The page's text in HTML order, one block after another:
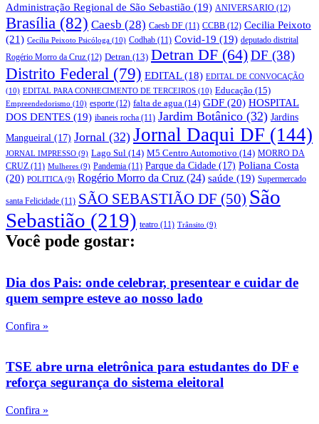
Administração Regional de São Sebastião (19) ANIVERSARIO (12)
Brasília (82) Caesb (28) Caesb DF (11) CCBB (12) Cecilia Peixoto
(21) Cecília Peixoto Psicóloga (10) Codhab (11) Covid-19 (19) deputado distrital
Rogério Morro da Cruz (12) Detran (13) Detran DF (64)DF (38)
Distrito Federal (79) EDITAL(18) EDITAL DE CONVOCAÇÃO
(10) EDITAL PARA CONHECIMENTO DE TERCEIROS (10) Educação (15)
Empreendedorismo (10) esporte (12) falta de agua (14) GDF (20) HOSPITAL
DOS DENTES (19) ibaneis rocha (11) Jardim Botânico (32) Jardins
Mangueiral (17) Jornal (32) Jornal Daqui DF (144)
JORNAL IMPRESSO (9) Lago Sul (14) M5 Centro Automotivo (14) MORRO DA
CRUZ (11) Mulheres (9) Pandemia (11) Parque da Cidade (17) Poliana Costa
(20) POLITICA (9) Rogério Morro da Cruz (24) saúde (19) Supermercado
santa Felicidade (11) SÃO SEBASTIÃO DF (50) São
Sebastião (219) teatro (11) Trânsito (9)
Você pode gostar:
Dia dos Pais: onde celebrar, presentear e cuidar de
quem sempre esteve ao nosso lado
Confira »
TSE abre urna eletrônica para estudantes do DF e
reforça segurança do sistema eleitoral
Confira »